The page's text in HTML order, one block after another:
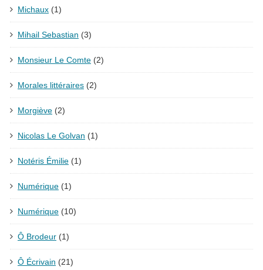
Michaux (1)
Mihail Sebastian (3)
Monsieur Le Comte (2)
Morales littéraires (2)
Morgiève (2)
Nicolas Le Golvan (1)
Notéris Émilie (1)
Numérique (1)
Numérique (10)
Ô Brodeur (1)
Ô Écrivain (21)